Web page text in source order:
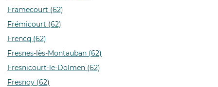
Framecourt (62)
Frémicourt (62)
Frencq (62)
Fresnes-lès-Montauban (62)
Fresnicourt-le-Dolmen (62)
Fresnoy (62)